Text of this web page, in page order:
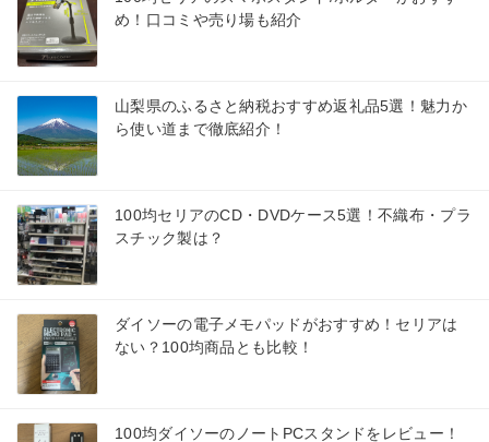
め！口コミや売り場も紹介
山梨県のふるさと納税おすすめ返礼品5選！魅力か
ら使い道まで徹底紹介！
100均セリアのCD・DVDケース5選！不織布・プラ
スチック製は？
ダイソーの電子メモパッドがおすすめ！セリアは
ない？100均商品とも比較！
100均ダイソーのノートPCスタンドをレビュー！